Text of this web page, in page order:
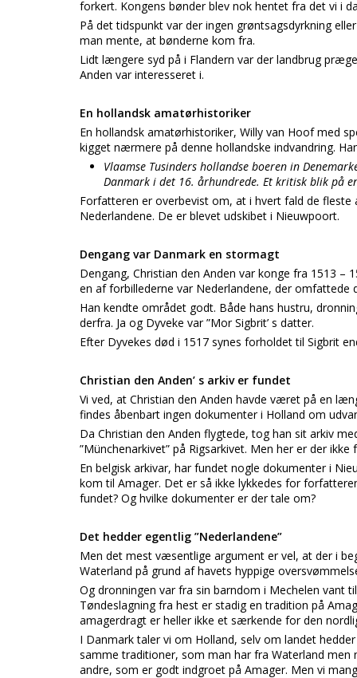
forkert. Kongens bønder blev nok hentet fra det vi i
På det tidspunkt var der ingen grøntsagsdyrkning
man mente, at bønderne kom fra.
Lidt længere syd på i Flandern var der landbrug
Anden var interesseret i.
En hollandsk amatørhistoriker
En hollandsk amatørhistoriker, Willy van Hoof med
kigget nærmere på denne hollandske indvandring.
Vlaamse Tusinders hollandse boeren in
Danmark i det 16. århundrede. Et kritisk blik på
Forfatteren er overbevist om, at i hvert fald de fleste
Nederlandene. De er blevet udskibet i Nieuwpoort.
Dengang var Danmark en stormagt
Dengang, Christian den Anden var konge fra 1513 –
en af forbillederne var Nederlandene, der
Han kendte området godt. Både hans hustru,
derfra. Ja og Dyveke var ”Mor Sigbrit’ s datter.
Efter Dyvekes død i 1517 synes forholdet til Sigbrit
Christian den Anden’ s arkiv er fundet
Vi ved, at Christian den Anden havde været på en
findes åbenbart ingen dokumenter i Holland om
Da Christian den Anden flygtede, tog han sit arkiv
”Münchenarkivet” på Rigsarkivet. Men her er der
En belgisk arkivar, har fundet nogle dokumenter i
kom til Amager. Det er så ikke lykkedes for
fundet? Og hvilke dokumenter er der tale om?
Det hedder egentlig ”Nederlandene”
Men det mest væsentlige argument er vel, at der i
Waterland på grund af havets hyppige
Og dronningen var fra sin barndom i Mechelen vant
Tøndeslagning fra hest er stadig en tradition på
amagerdragt er heller ikke et særkende for den
I Danmark taler vi om Holland, selv om landet
samme traditioner, som man har fra Waterland
andre, som er godt indgroet på Amager. Men vi